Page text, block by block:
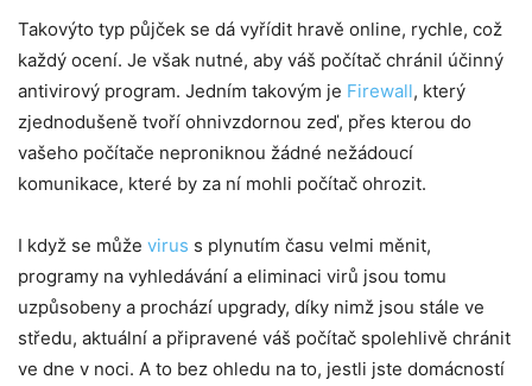
Takovýto typ půjček se dá vyřídit hravě online, rychle, což
každý ocení. Je však nutné, aby váš počítač chránil účinný
antivirový program. Jedním takovým je Firewall, který
zjednodušeně tvoří ohnivzdornou zeď, přes kterou do
vašeho počítače neproniknou žádné nežádoucí
komunikace, které by za ní mohli počítač ohrozit.
I když se může virus s plynutím času velmi měnit,
programy na vyhledávání a eliminaci virů jsou tomu
uzpůsobeny a prochází upgrady, díky nimž jsou stále ve
středu, aktuální a připravené váš počítač spolehlivě chránit
ve dne v noci. A to bez ohledu na to, jestli jste domácností